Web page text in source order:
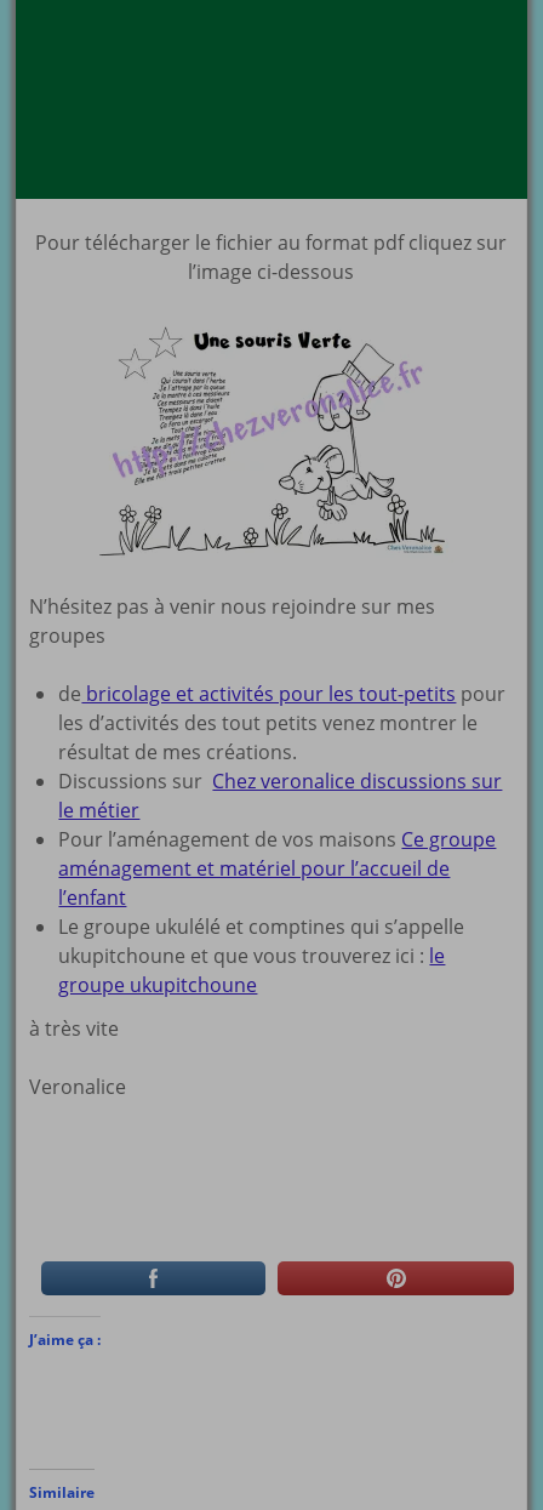
Pour télécharger le fichier au format pdf cliquez sur
l’image ci-dessous
N’hésitez pas à venir nous rejoindre sur mes
groupes
de bricolage et activités pour les tout-petits pour
les d’activités des tout petits venez montrer le
résultat de mes créations.
Discussions sur Chez veronalice discussions sur
le métier
Pour l’aménagement de vos maisons Ce groupe
aménagement et matériel pour l’accueil de
l’enfant
Le groupe ukulélé et comptines qui s’appelle
ukupitchoune et que vous trouverez ici : le
groupe ukupitchoune
à très vite
Veronalice
J’aime ça :
Similaire